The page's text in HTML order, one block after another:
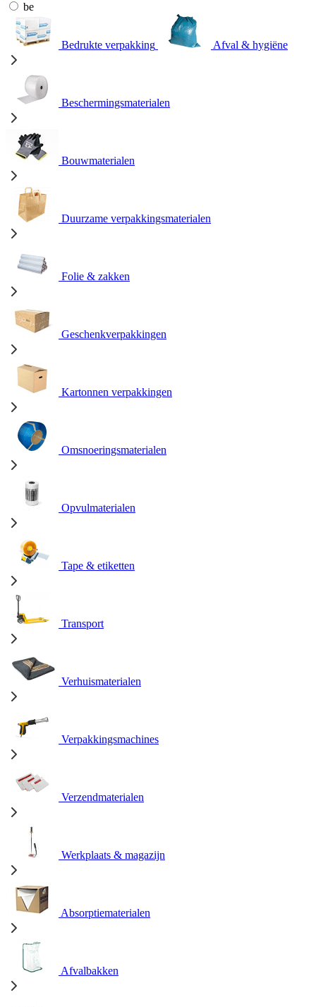
be
Bedrukte verpakking Afval & hygiëne
Beschermingsmaterialen
Bouwmaterialen
Duurzame verpakkingsmaterialen
Folie & zakken
Geschenkverpakkingen
Kartonnen verpakkingen
Omsnoeringsmaterialen
Opvulmaterialen
Tape & etiketten
Transport
Verhuismaterialen
Verpakkingsmachines
Verzendmaterialen
Werkplaats & magazijn
Absorptiematerialen
Afvalbakken